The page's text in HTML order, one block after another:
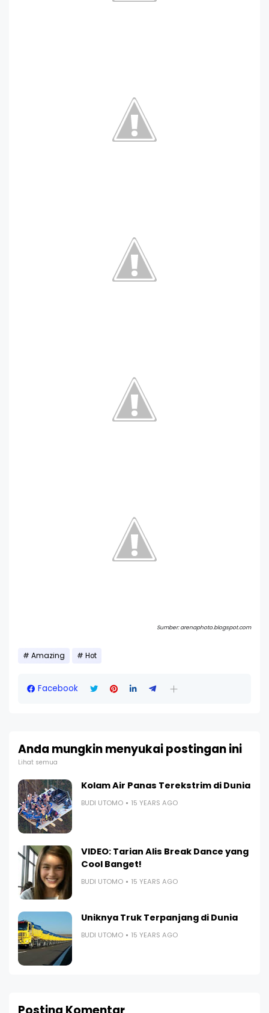
Sumber: arenaphoto.blogspot.com
Amazing Hot
Facebook
Anda mungkin menyukai postingan ini
Lihat semua
Kolam Air Panas Terekstrim di Dunia
BUDI UTOMO 15 YEARS AGO
VIDEO: Tarian Alis Break Dance yang
Cool Banget!
BUDI UTOMO 15 YEARS AGO
Uniknya Truk Terpanjang di Dunia
BUDI UTOMO 15 YEARS AGO